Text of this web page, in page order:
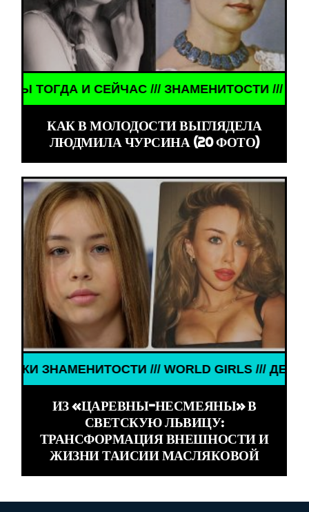
СЕЙЧАС /// ЗНАМЕНИТОСТИ /// АКТЁРЫ
КАК В МОЛОДОСТИ ВЫГЛЯДЕЛА
ЛЮДМИЛА ЧУРСИНА (20 ФОТО)
/// WORLD GIRLS /// ДЕВУШКИ
ИЗ «ЦАРЕВНЫ-НЕСМЕЯНЫ» В
СВЕТСКУЮ ЛЬВИЦУ:
ТРАНСФОРМАЦИЯ ВНЕШНОСТИ И
ЖИЗНИ ТАИСИИ МАСЛЯКОВОЙ